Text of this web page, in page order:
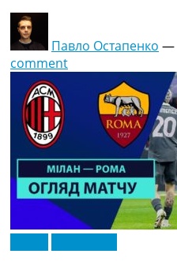
Павло Остапенко —
comment